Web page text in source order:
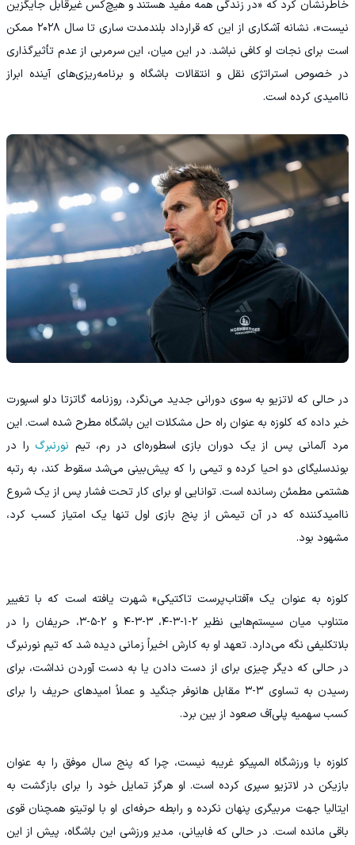
خاطرنشان کرد که «در زندگی همه مفید هستند و هیچ‌کس غیرقابل جایگزین
نیست»، نشانه آشکاری از این که قرارداد بلندمدت ساری تا سال ۲۰۲۸ ممکن
است برای نجات او کافی نباشد. در این میان، این سرمربی از عدم تأثیرگذاری
در خصوص استراتژی نقل‌ و انتقالات باشگاه و برنامه‌ریزی‌های آینده ابراز
ناامیدی کرده است.
در حالی که لاتزیو به سوی دورانی جدید می‌نگرد، روزنامه گاتزتا دلو اسپورت
خبر داده که کلوزه به عنوان راه‌ حل مشکلات این باشگاه مطرح شده است. این
مرد آلمانی پس از یک دوران بازی اسطوره‌ای در رم، تیم نورنبرگ را در
بوندسلیگای دو احیا کرده و تیمی را که پیش‌بینی می‌شد سقوط کند، به رتبه
هشتمی مطمئن رسانده است. توانایی او برای کار تحت فشار پس از یک شروع
ناامیدکننده که در آن تیمش از پنج بازی اول تنها یک امتیاز کسب کرد،
مشهود بود.
کلوزه به عنوان یک «آفتاب‌پرست تاکتیکی» شهرت یافته است که با تغییر
متناوب میان سیستم‌هایی نظیر ۲-۱-۳-۴، ۳-۳-۴ و ۲-۵-۳، حریفان را در
بلاتکلیفی نگه می‌دارد. تعهد او به کارش اخیراً زمانی دیده شد که تیم نورنبرگ
در حالی که دیگر چیزی برای از دست دادن یا به دست آوردن نداشت، برای
رسیدن به تساوی ۳-۳ مقابل هانوفر جنگید و عملاً امیدهای حریف را برای
کسب سهمیه پلی‌آف صعود از بین برد.
کلوزه با ورزشگاه المپیکو غریبه نیست، چرا که پنج سال موفق را به عنوان
بازیکن در لاتزیو سپری کرده است. او هرگز تمایل خود را برای بازگشت به
ایتالیا جهت مربیگری پنهان نکرده و رابطه حرفه‌ای او با لوتیتو همچنان قوی
باقی مانده است. در حالی که فابیانی، مدیر ورزشی این باشگاه، پیش از این